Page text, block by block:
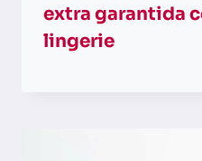
extra garantida
lingerie